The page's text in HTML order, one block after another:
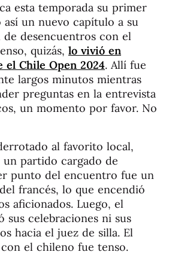
esta temporada su primer
así un nuevo capítulo a su
desencuentros con el
quizás, lo vivió en
el Chile Open 2024. Allí fue
largos minutos mientras
preguntas en la entrevista
un momento por favor. No
al favorito local,
un partido cargado de
punto del encuentro fue un
francés, lo que encendió
aficionados. Luego, el
celebraciones ni sus
hacia el juez de silla. El
el chileno fue tenso.